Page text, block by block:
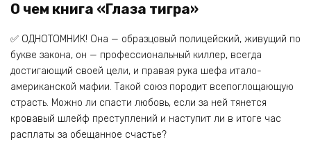
О чем книга «Глаза тигра»
✅ ОДНОТОМНИК! Она — образцовый полицейский, живущий по
букве закона, он — профессиональный киллер, всегда
достигающий своей цели, и правая рука шефа итало-
американской мафии. Такой союз породит всепоглощающую
страсть. Можно ли спасти любовь, если за ней тянется
кровавый шлейф преступлений и наступит ли в итоге час
расплаты за обещанное счастье?